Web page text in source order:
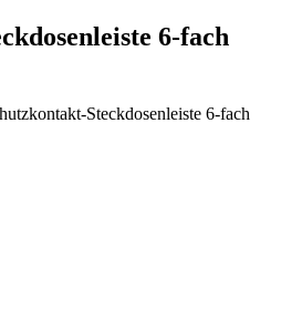
6-fach
Steckdosenleiste 6-fach